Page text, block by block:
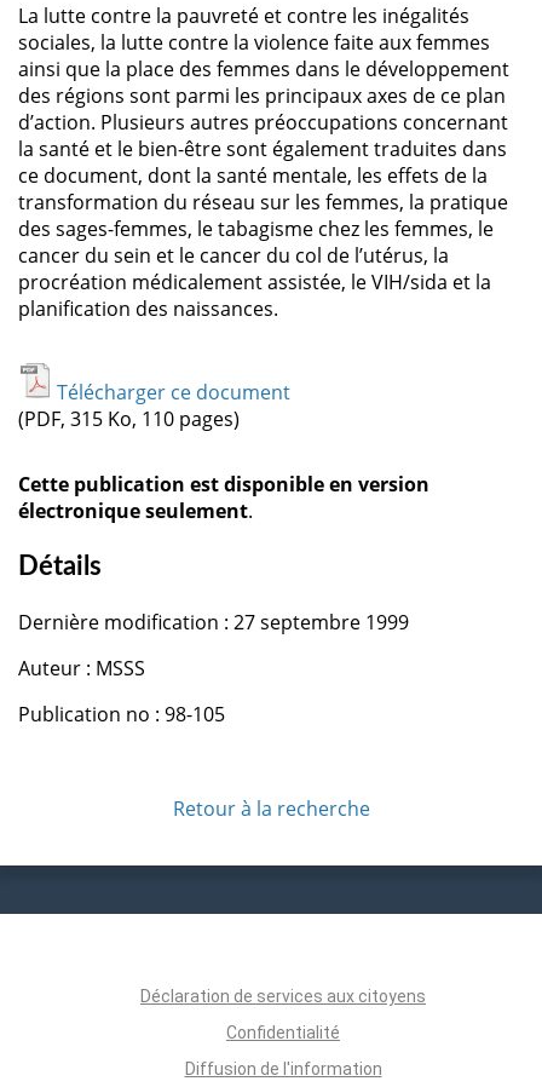
La lutte contre la pauvreté et contre les inégalités
sociales, la lutte contre la violence faite aux femmes
ainsi que la place des femmes dans le développement
des régions sont parmi les principaux axes de ce plan
d’action. Plusieurs autres préoccupations concernant
la santé et le bien-être sont également traduites dans
ce document, dont la santé mentale, les effets de la
transformation du réseau sur les femmes, la pratique
des sages-femmes, le tabagisme chez les femmes, le
cancer du sein et le cancer du col de l’utérus, la
procréation médicalement assistée, le VIH/sida et la
planification des naissances.
Télécharger ce document
(PDF, 315 Ko, 110 pages)
Cette publication est disponible en version
électronique seulement.
Détails
Dernière modification : 27 septembre 1999
Auteur : MSSS
Publication no : 98-105
Retour à la recherche
Déclaration de services aux citoyens
Confidentialité
Diffusion de l'information